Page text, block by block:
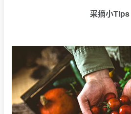
采摘小Tips